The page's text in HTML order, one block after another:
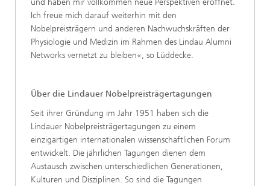
und haben mir vollkommen neue Perspektiven eröffnet.
Ich freue mich darauf weiterhin mit den
Nobelpreisträgern und anderen Nachwuchskräften der
Physiologie und Medizin im Rahmen des Lindau Alumni
Networks vernetzt zu bleiben«, so Lüddecke.
Über die Lindauer Nobelpreisträgertagungen
Seit ihrer Gründung im Jahr 1951 haben sich die
Lindauer Nobelpreisträgertagungen zu einem
einzigartigen internationalen wissenschaftlichen Forum
entwickelt. Die jährlichen Tagungen dienen dem
Austausch zwischen unterschiedlichen Generationen,
Kulturen und Disziplinen. So sind die Tagungen